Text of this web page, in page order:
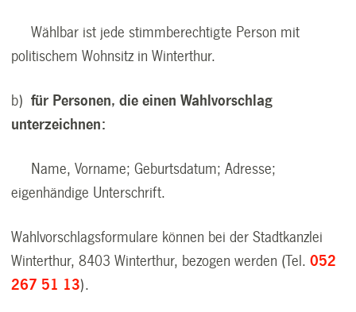
Wählbar ist jede stimmberechtigte Person mit
politischem Wohnsitz in Winterthur.
b)für Personen, die einen Wahlvorschlag
unterzeichnen:
Name, Vorname; Geburtsdatum; Adresse;
eigenhändige Unterschrift.
Wahlvorschlagsformulare können bei der Stadtkanzlei
Winterthur, 8403 Winterthur, bezogen werden (Tel.052
267 51 13).